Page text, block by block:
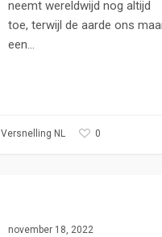
neemt wereldwijd nog altijd
toe, terwijl de aarde ons
een…
Versnelling NL 0
november 18, 2022